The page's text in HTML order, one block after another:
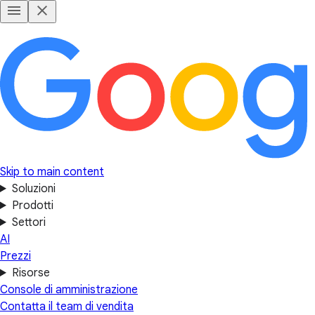
Skip to main content
Soluzioni
Prodotti
Settori
AI
Prezzi
Risorse
Console di amministrazione
Contatta il team di vendita